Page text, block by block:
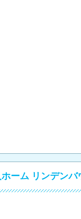
ーム リンデンバ